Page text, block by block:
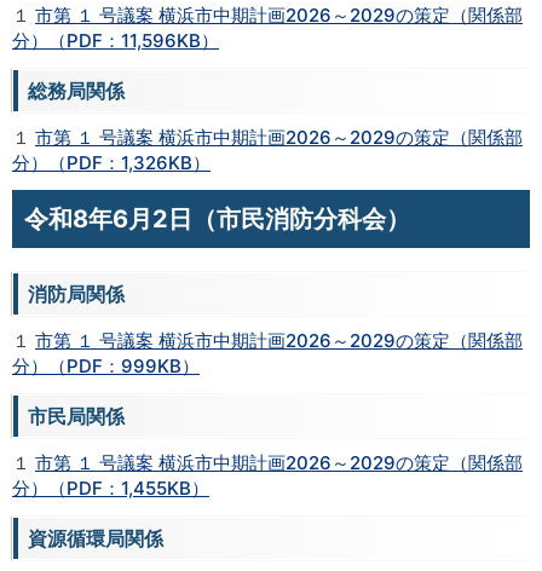
１ 市第 １ 号議案 横浜市中期計画2026～2029の策定（関係部
分）（PDF：11,596KB）
総務局関係
１ 市第 １ 号議案 横浜市中期計画2026～2029の策定（関係部
分）（PDF：1,326KB）
令和8年6月2日（市民消防分科会）
消防局関係
１ 市第 １ 号議案 横浜市中期計画2026～2029の策定（関係部
分）（PDF：999KB）
市民局関係
１ 市第 １ 号議案 横浜市中期計画2026～2029の策定（関係部
分）（PDF：1,455KB）
資源循環局関係